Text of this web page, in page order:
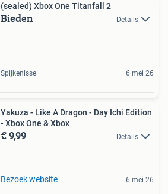
(sealed) Xbox One Titanfall 2
Bieden Details
Spijkenisse 6 mei 26
Yakuza - Like A Dragon - Day Ichi Edition
- Xbox One & Xbox
€ 9,99 Details
Bezoek website 6 mei 26